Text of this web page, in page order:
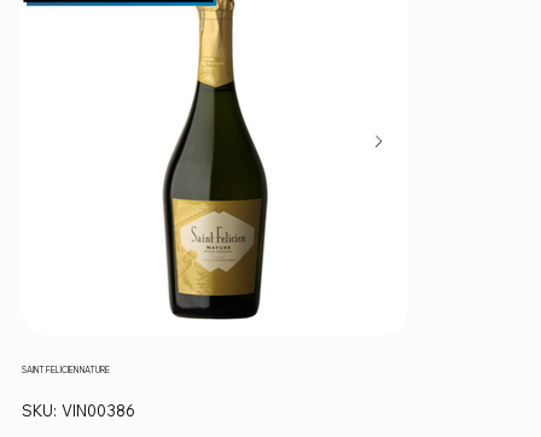
SAINT FELICIEN NATURE
SKU: SKU
VIN00386
VIN00386